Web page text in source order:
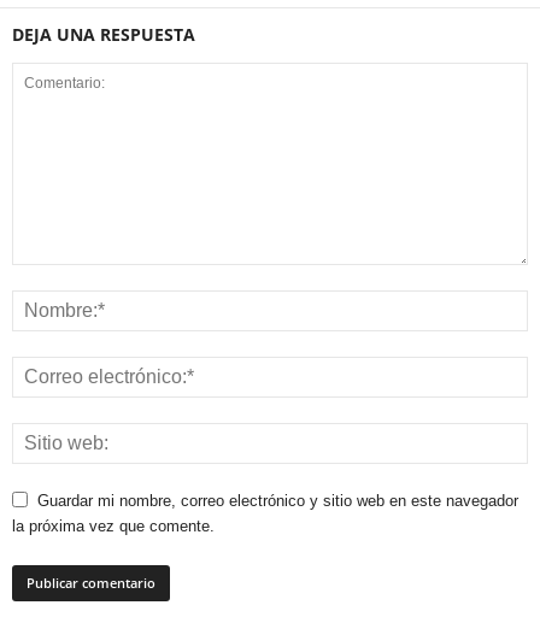
DEJA UNA RESPUESTA
Guardar mi nombre, correo electrónico y sitio web en este navegador
la próxima vez que comente.